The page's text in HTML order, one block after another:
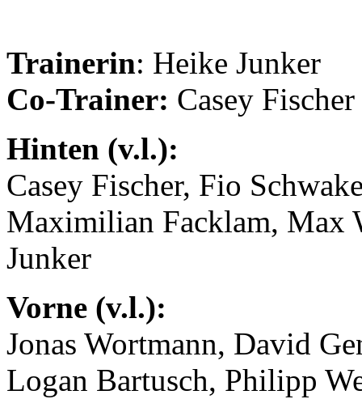
Trainerin: Heike Junker
Co-Trainer: Casey Fischer
Hinten (v.l.):
Casey Fischer, Fio
Maximilian Facklam, Max
Junker
Vorne (v.l.):
Jonas Wortmann, David
Logan Bartusch, Philipp